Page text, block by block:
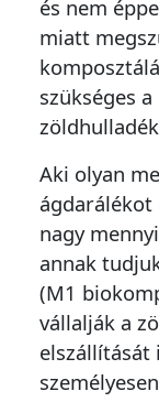
és nem
miatt
szükséges
Aki olyan
ágdarálékot
nagy
annak
(M1
vállalják a
elszállítását